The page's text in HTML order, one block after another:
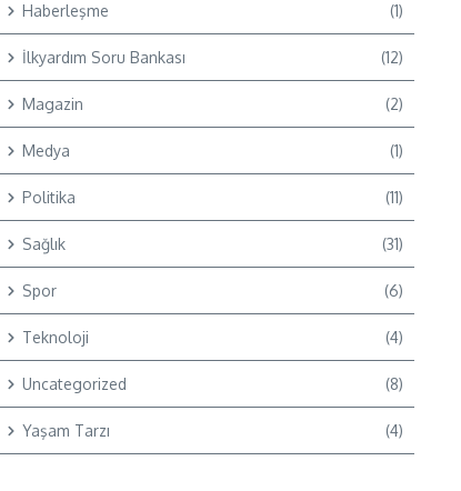
Haberleşme (1)
İlkyardım Soru Bankası (12)
Magazin (2)
Medya (1)
Politika (11)
Sağlık (31)
Spor (6)
Teknoloji (4)
Uncategorized (8)
Yaşam Tarzı (4)